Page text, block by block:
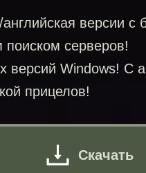
английская версии с
поиском серверов!
версий Windows! С
прицелов!
Скачать